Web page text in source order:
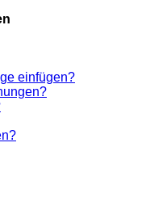
einfügen?